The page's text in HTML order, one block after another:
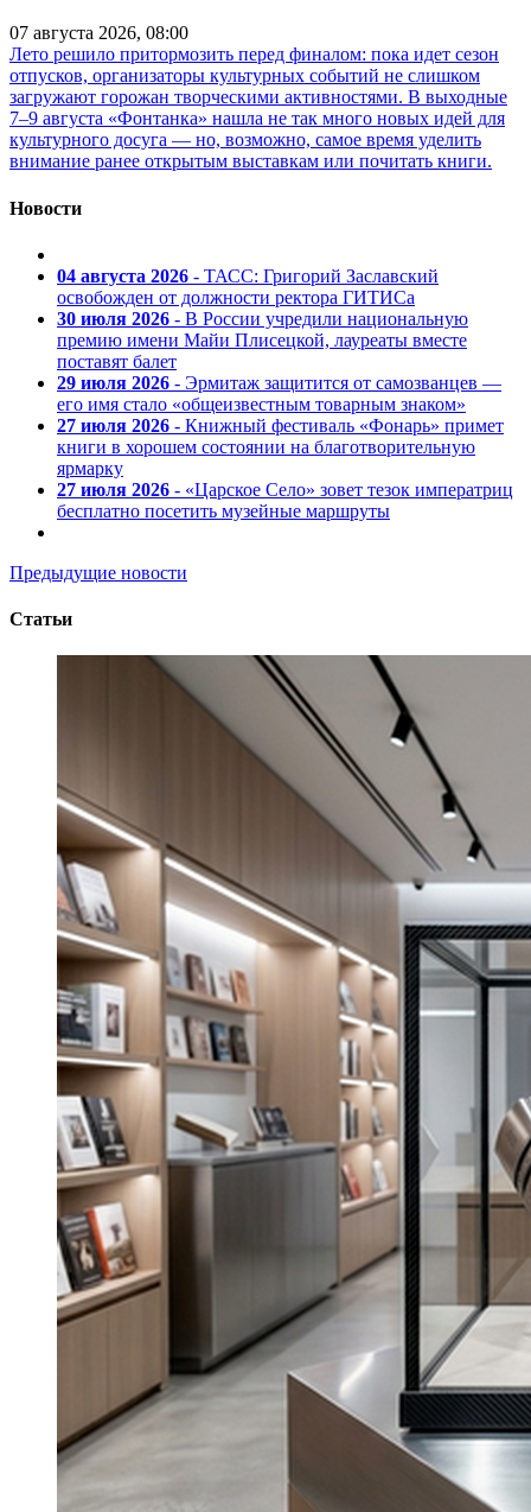
07 августа 2026, 08:00
Лето решило притормозить перед финалом: пока идет сезон
отпусков, организаторы культурных событий не слишком
загружают горожан творческими активностями. В выходные
7–9 августа «Фонтанка» нашла не так много новых идей для
культурного досуга — но, возможно, самое время уделить
внимание ранее открытым выставкам или почитать книги.
Новости
04 августа 2026 - ТАСС: Григорий Заславский
освобожден от должности ректора ГИТИСа
30 июля 2026 - В России учредили национальную
премию имени Майи Плисецкой, лауреаты вместе
поставят балет
29 июля 2026 - Эрмитаж защитится от самозванцев —
его имя стало «общеизвестным товарным знаком»
27 июля 2026 - Книжный фестиваль «Фонарь» примет
книги в хорошем состоянии на благотворительную
ярмарку
27 июля 2026 - «Царское Село» зовет тезок императриц
бесплатно посетить музейные маршруты
Предыдущие новости
Статьи